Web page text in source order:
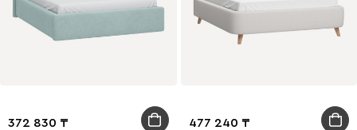
372 830 477 240